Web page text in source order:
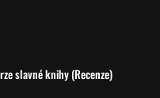
slavné knihy (Recenze)